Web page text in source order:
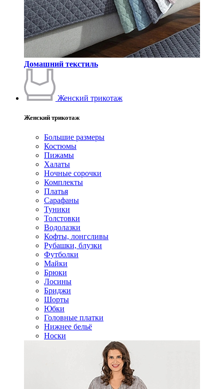
Домашний текстиль
Женский трикотаж
Женский трикотаж
Большие размеры
Костюмы
Пижамы
Халаты
Ночные сорочки
Комплекты
Платья
Сарафаны
Туники
Толстовки
Водолазки
Кофты, лонгсливы
Рубашки, блузки
Футболки
Майки
Брюки
Лосины
Бриджи
Шорты
Юбки
Головные платки
Нижнее бельё
Носки